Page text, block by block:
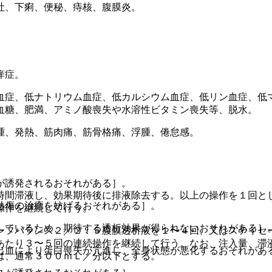
下痢、便秘、痔核、腹膜炎。
。
、低ナトリウム血症、低カルシウム血症、低リン血症、
、肥満、アミノ酸喪失や水溶性ビタミン喪失等、脱水。
発熱、筋肉痛、筋骨格痛、浮腫、倦怠感。
発されるおそれがある］。
の治癒を妨げるおそれがある］。
いるため、期待する透析効果が得られないおそれがある］
により蛋白喪失が亢進し、全身状態が悪化するおそれがあ
滞液し、効果期待後に排液除去する。以上の操作を１回
作を継続して行う。
バランス２／２．５腹膜透析液を１〜４回、又はステイ
り３〜５回の連続操作を継続して行う。なお、注入量、
通常３００ｍＬ／分以下とする。